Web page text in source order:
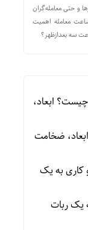
و حتی معامله‌گران
معامله اهمیت
سه بعدازظهر؟
ابعاد،
ضخامت
به یک
یک ربات